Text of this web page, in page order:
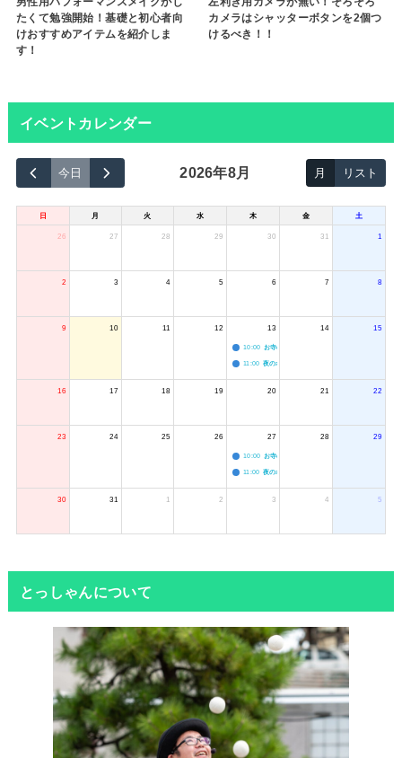
たくて勉強開始！基礎と初心者向
けおすすめアイテムを紹介しま
す！
カメラはシャッターボタンを2個つ
けるべき！！
イベントカレンダー
今日 2026年8月 月 リスト
日 月 火 水 木 金 土
26 27 28 29 30 31 1
2 3 4 5 6 7 8
9 10 11 12 13
10:00 お寺のジャグリング教室
11:00 夜のボードゲーム会
14 15
16 17 18 19 20 21 22
23 24 25 26 27
10:00 お寺のジャグリング教室
11:00 夜のボードゲーム会
28 29
30 31 1 2 3 4 5
とっしゃんについて